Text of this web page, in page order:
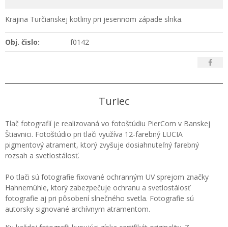
Krajina Turčianskej kotliny pri jesennom západe slnka.
Obj. čislo: f0142
Turiec
Tlač fotografií je realizovaná vo fotoštúdiu PierCom v Banskej
Štiavnici. Fotoštúdio pri tlači využíva 12-farebný LUCIA
pigmentový atrament, ktorý zvyšuje dosiahnuteľný farebný
rozsah a svetlostálosť.
Po tlači sú fotografie fixované ochranným UV sprejom značky
Hahnemühle, ktorý zabezpečuje ochranu a svetlostálosť
fotografie aj pri pôsobení slnečného svetla. Fotografie sú
autorsky signované archívnym atramentom.